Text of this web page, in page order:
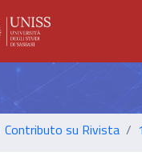
Contributo su Rivista